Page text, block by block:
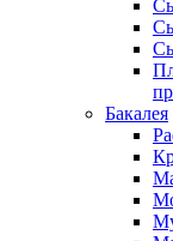
Бакалея